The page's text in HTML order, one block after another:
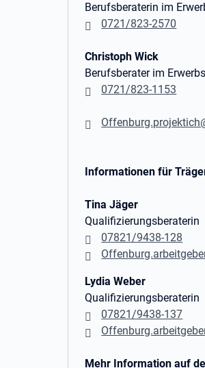
Berufsberaterin im
0721/823-2570
Christoph Wick
Berufsberater im
0721/823-1153
Informationen für
Tina Jäger
Qualifizierungsberaterin
07821/9438-128
Lydia Weber
Qualifizierungsberaterin
07821/9438-137
Mehr Information auf